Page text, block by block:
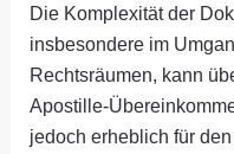
Die Komplexität der
insbesondere im
Rechtsräumen, kann
Apostille-
jedoch erheblich für